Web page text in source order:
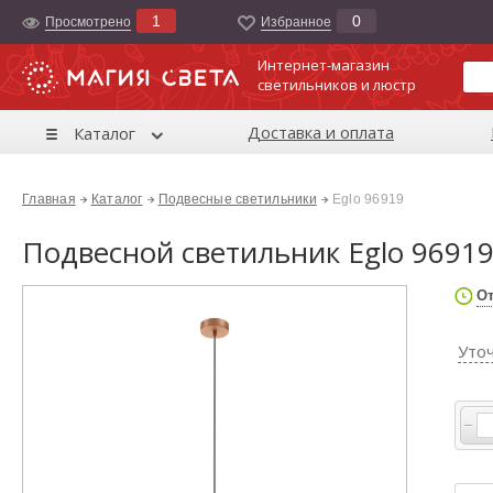
Просмотрено 1 Избранноe 0
Интернет-магазин
светильников и люстр
Каталог Доставка и оплата
Главная Каталог Подвесные светильники Eglo 96919
Подвесной светильник Eglo 96919